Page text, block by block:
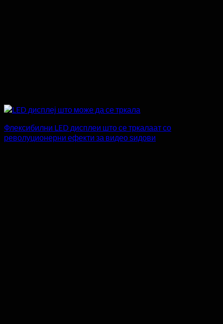
Флексибилни LED дисплеи што се тркалаат со
револуционерни ефекти за видео ѕидови